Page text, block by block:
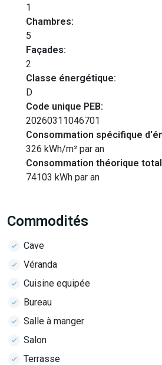
1
Chambres:
5
Façades:
2
Classe énergétique:
D
Code unique PEB:
20260311046701
Consommation spécifique
326 kWh/m² par an
Consommation théorique
74103 kWh par an
Commodités
Cave
Véranda
Cuisine equipée
Bureau
Salle à manger
Salon
Terrasse